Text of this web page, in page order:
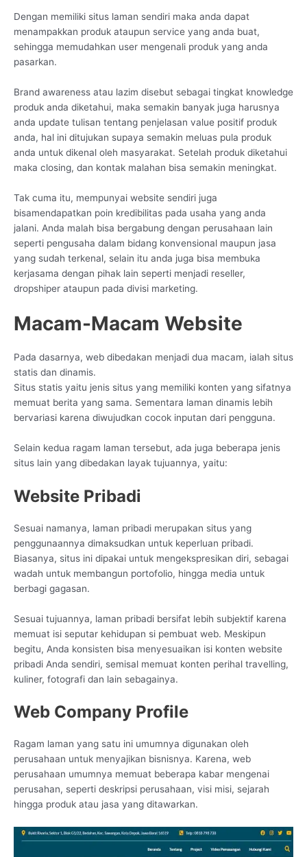
Dengan memiliki situs laman sendiri maka anda dapat
menampakkan produk ataupun service yang anda buat,
sehingga memudahkan user mengenali produk yang anda
pasarkan.
Brand awareness atau lazim disebut sebagai tingkat knowledge
produk anda diketahui, maka semakin banyak juga harusnya
anda update tulisan tentang penjelasan value positif produk
anda, hal ini ditujukan supaya semakin meluas pula produk
anda untuk dikenal oleh masyarakat. Setelah produk diketahui
maka closing, dan kontak malahan bisa semakin meningkat.
Tak cuma itu, mempunyai website sendiri juga
bisamendapatkan poin kredibilitas pada usaha yang anda
jalani. Anda malah bisa bergabung dengan perusahaan lain
seperti pengusaha dalam bidang konvensional maupun jasa
yang sudah terkenal, selain itu anda juga bisa membuka
kerjasama dengan pihak lain seperti menjadi reseller,
dropshiper ataupun pada divisi marketing.
Macam-Macam Website
Pada dasarnya, web dibedakan menjadi dua macam, ialah situs
statis dan dinamis.
Situs statis yaitu jenis situs yang memiliki konten yang sifatnya
memuat berita yang sama. Sementara laman dinamis lebih
bervariasi karena diwujudkan cocok inputan dari pengguna.
Selain kedua ragam laman tersebut, ada juga beberapa jenis
situs lain yang dibedakan layak tujuannya, yaitu:
Website Pribadi
Sesuai namanya, laman pribadi merupakan situs yang
penggunaannya dimaksudkan untuk keperluan pribadi.
Biasanya, situs ini dipakai untuk mengekspresikan diri, sebagai
wadah untuk membangun portofolio, hingga media untuk
berbagi gagasan.
Sesuai tujuannya, laman pribadi bersifat lebih subjektif karena
memuat isi seputar kehidupan si pembuat web. Meskipun
begitu, Anda konsisten bisa menyesuaikan isi konten website
pribadi Anda sendiri, semisal memuat konten perihal travelling,
kuliner, fotografi dan lain sebagainya.
Web Company Profile
Ragam laman yang satu ini umumnya digunakan oleh
perusahaan untuk menyajikan bisnisnya. Karena, web
perusahaan umumnya memuat beberapa kabar mengenai
perusahan, seperti deskripsi perusahaan, visi misi, sejarah
hingga produk atau jasa yang ditawarkan.